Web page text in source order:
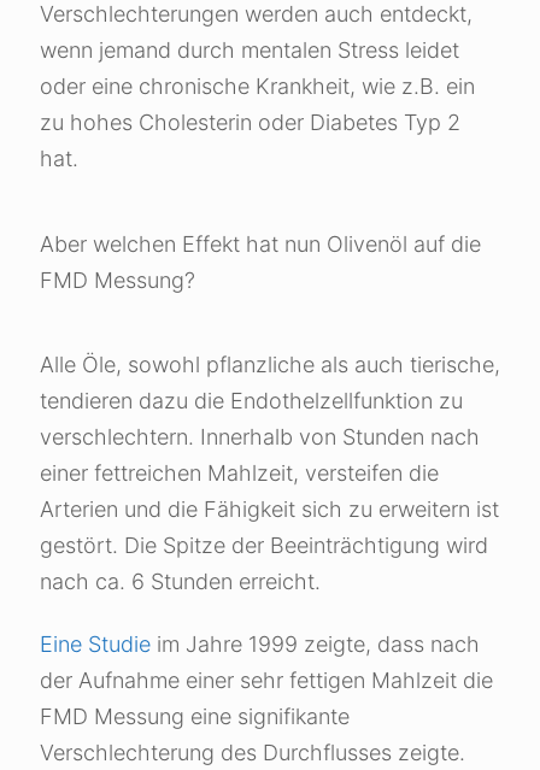
Verschlechterungen werden auch entdeckt,
wenn jemand durch mentalen Stress leidet
oder eine chronische Krankheit, wie z.B. ein
zu hohes Cholesterin oder Diabetes Typ 2
hat.
Aber welchen Effekt hat nun Olivenöl auf die
FMD Messung?
Alle Öle, sowohl pflanzliche als auch tierische,
tendieren dazu die Endothelzellfunktion zu
verschlechtern. Innerhalb von Stunden nach
einer fettreichen Mahlzeit, versteifen die
Arterien und die Fähigkeit sich zu erweitern ist
gestört. Die Spitze der Beeinträchtigung wird
nach ca. 6 Stunden erreicht.
Eine Studie im Jahre 1999 zeigte, dass nach
der Aufnahme einer sehr fettigen Mahlzeit die
FMD Messung eine signifikante
Verschlechterung des Durchflusses zeigte.